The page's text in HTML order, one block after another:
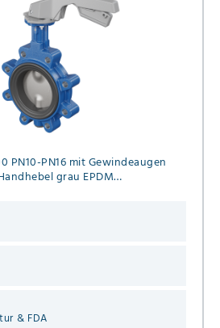
PN10-PN16 mit Gewindeaugen
grau EPDM
& FDA